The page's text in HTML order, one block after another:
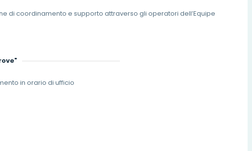
di coordinamento e supporto attraverso gli operatori dell’Equipe
in orario di ufficio